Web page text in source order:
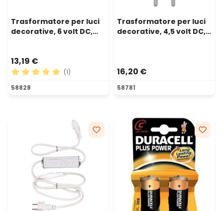
Trasformatore per luci
decorative, 6 volt DC,
13,19 €
Valutazione media di 5 su 5 stelle
(1)
58828
Trasformatore per luci
decorative, 4,5 volt DC,
16,20 €
58781